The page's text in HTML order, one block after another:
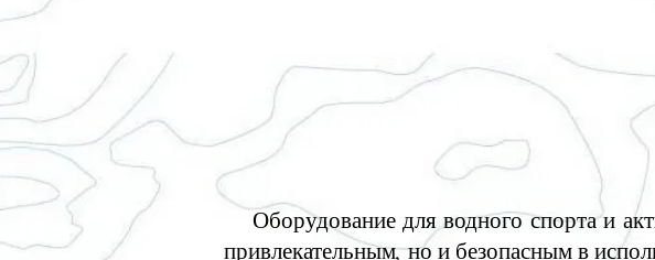
Оборудование для водного спорта и
привлекательным, но и безопасным в